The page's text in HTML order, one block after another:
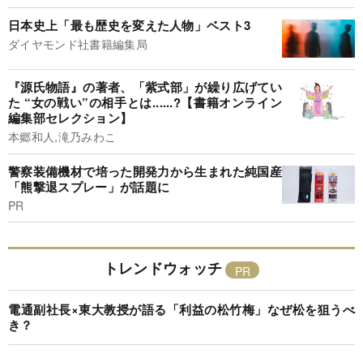
日本史上「最も歴史を変えた人物」ベスト3
ダイヤモンド社書籍編集局
『源氏物語』の著者、「紫式部」が繰り広げてい
た “女の戦い”の相手とは......?【書籍オンライン
編集部セレクション】
本郷和人,滝乃みわこ
警察装備機材で培った開発力から生まれた純国産
「熊撃退スプレー」が話題に
PR
トレンドウォッチ
電通副社長×東大教授が語る「利益の松竹梅」なぜ松を狙うべ
き？